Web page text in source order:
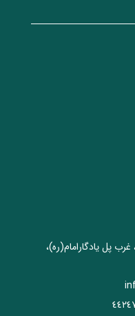
غرب پل يادگار‌امام(ره)‌،